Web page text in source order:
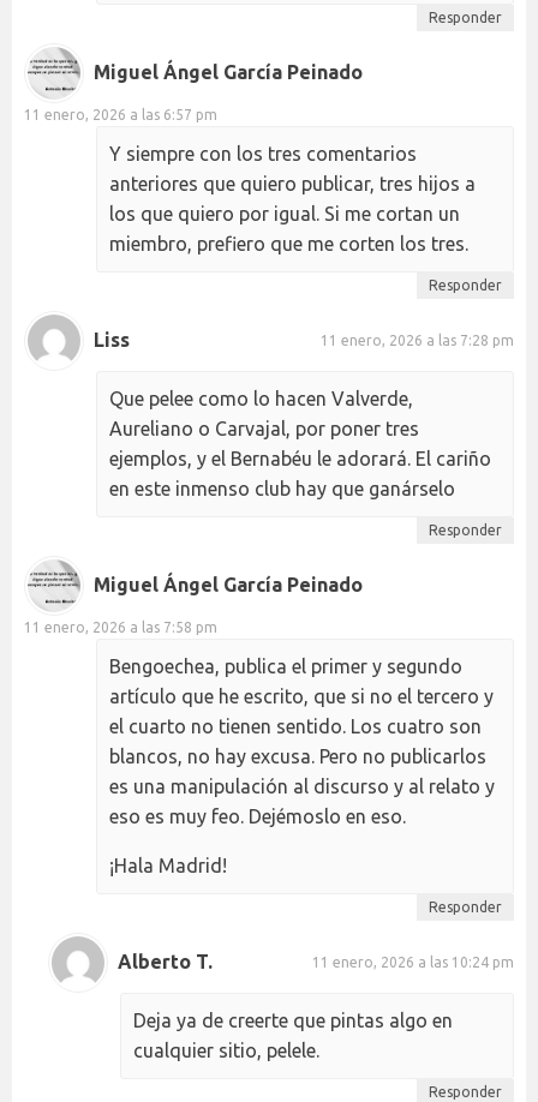
Responder
Miguel Ángel García Peinado
11 enero, 2026 a las 6:57 pm
Y siempre con los tres comentarios
anteriores que quiero publicar, tres hijos a
los que quiero por igual. Si me cortan un
miembro, prefiero que me corten los tres.
Responder
Liss 11 enero, 2026 a las 7:28 pm
Que pelee como lo hacen Valverde,
Aureliano o Carvajal, por poner tres
ejemplos, y el Bernabéu le adorará. El cariño
en este inmenso club hay que ganárselo
Responder
Miguel Ángel García Peinado
11 enero, 2026 a las 7:58 pm
Bengoechea, publica el primer y segundo
artículo que he escrito, que si no el tercero y
el cuarto no tienen sentido. Los cuatro son
blancos, no hay excusa. Pero no publicarlos
es una manipulación al discurso y al relato y
eso es muy feo. Dejémoslo en eso.
¡Hala Madrid!
Responder
Alberto T. 11 enero, 2026 a las 10:24 pm
Deja ya de creerte que pintas algo en
cualquier sitio, pelele.
Responder